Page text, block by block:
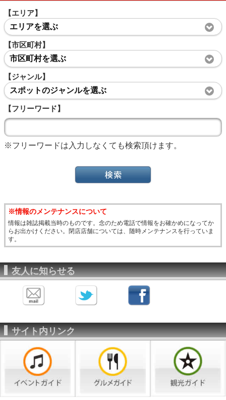
【エリア】
エリアを選ぶ
【市区町村】
市区町村を選ぶ
【ジャンル】
スポットのジャンルを選ぶ
【フリーワード】
※フリーワードは入力しなくても検索頂けます。
※情報のメンテナンスについて
情報は雑誌掲載当時のものです。念のため電話で情報をお確かめになってか
らお出かけください。閉店店舗については、随時メンテナンスを行っていま
す。
友人に知らせる
サイト内リンク